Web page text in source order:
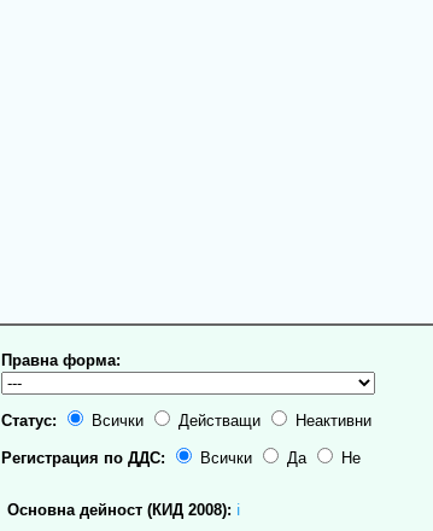
Правна форма:
Статус: Всички Действащи Неактивни
Регистрация по ДДС: Всички Да Не
Основна дейност (КИД 2008): ℹ